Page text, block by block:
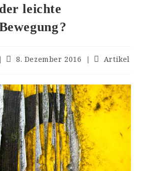
leichte
?
Beitrag
8. Dezember 2016
Beitrags-
Artikel